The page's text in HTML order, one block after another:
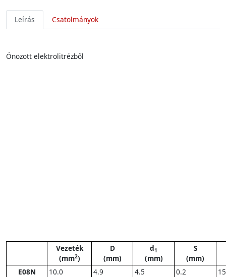
Leírás Csatolmányok
Ónozott elektrolitrézből
Vezeték
(mm2)
D
(mm)
d1
(mm)
S
(mm)
E08N
10.0 4.9 4.5 0.2 15